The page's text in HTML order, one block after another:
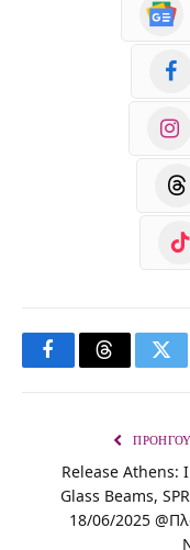
F
T
e
a
T
i
t
t
Release Athens:
Glass Beams,
18/06/2025